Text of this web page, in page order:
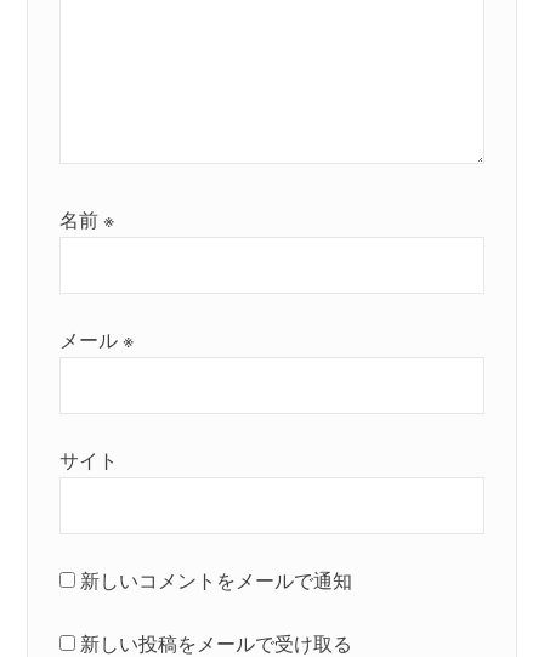
名前※
メール※
サイト
新しいコメントをメールで通知
新しい投稿をメールで受け取る